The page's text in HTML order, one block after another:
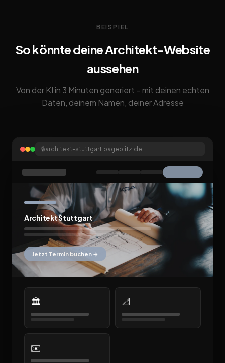
BEISPIEL
So könnte deine Architekt-Website
aussehen
Von der KI in 3 Minuten generiert – mit deinen echten
Daten, deinem Namen, deiner Adresse
🔒architekt-stuttgart.pageblitz.de
Architekt Stuttgart
Jetzt Termin buchen →
🏛️ 📐
✉️